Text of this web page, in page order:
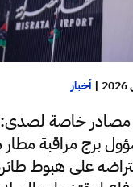
| أخبار
خاصة
برج مراقبة مطار
على هبوط